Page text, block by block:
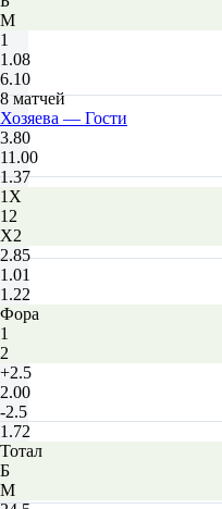
М
1
1.08
6.10
8 матчей
Хозяева — Гости
3.80
11.00
1.37
1X
12
X2
2.85
1.01
1.22
Фора
1
2
+2.5
2.00
-2.5
1.72
Тотал
Б
М